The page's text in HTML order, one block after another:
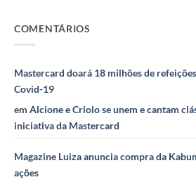
COMENTÁRIOS
Mastercard doará 18 milhões de
Covid-19
em Alcione e Criolo se unem e cantam
iniciativa da Mastercard
Magazine Luiza anuncia compra da
ações